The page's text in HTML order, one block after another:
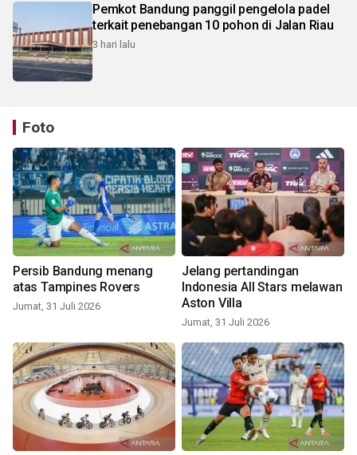
Pemkot Bandung panggil pengelola padel
terkait penebangan 10 pohon di Jalan Riau
3 hari lalu
Foto
Persib Bandung menang
atas Tampines Rovers
Jumat, 31 Juli 2026
Jelang pertandingan
Indonesia All Stars melawan
Aston Villa
Jumat, 31 Juli 2026